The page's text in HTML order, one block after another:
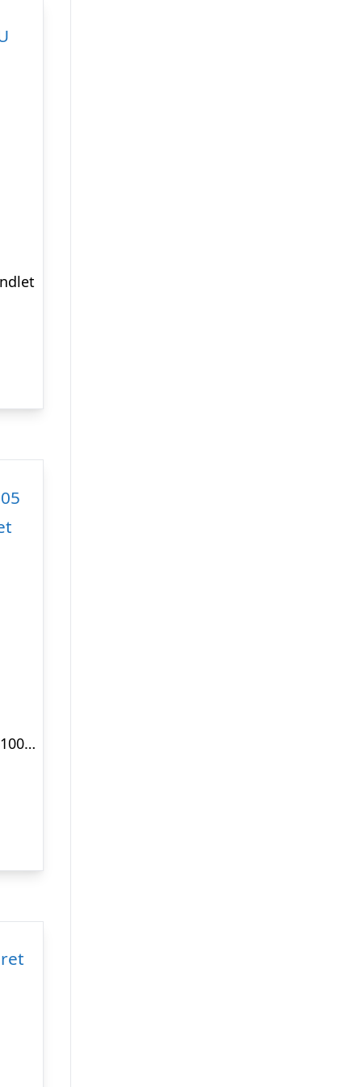
4″ Ru – Sort RAL 9005 22×100 Færdigmalet Træbeklædning